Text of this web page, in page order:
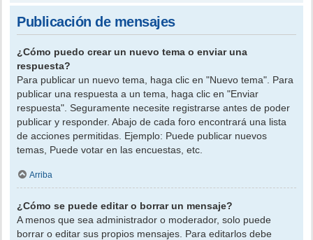
Publicación de mensajes
¿Cómo puedo crear un nuevo tema o enviar una
respuesta?
Para publicar un nuevo tema, haga clic en "Nuevo tema". Para
publicar una respuesta a un tema, haga clic en "Enviar
respuesta". Seguramente necesite registrarse antes de poder
publicar y responder. Abajo de cada foro encontrará una lista
de acciones permitidas. Ejemplo: Puede publicar nuevos
temas, Puede votar en las encuestas, etc.
Arriba
¿Cómo se puede editar o borrar un mensaje?
A menos que sea administrador o moderador, solo puede
borrar o editar sus propios mensajes. Para editarlos debe